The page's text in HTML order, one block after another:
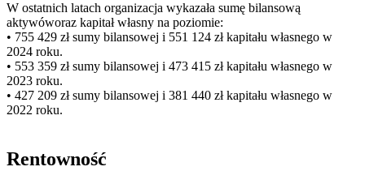
W ostatnich latach organizacja wykazała sumę bilansową
aktywóworaz kapitał własny na poziomie:
• 755 429 złsumy bilansowej i 551 124 zł kapitału własnego w
2024 roku.
• 553 359 złsumy bilansowej i 473 415 zł kapitału własnego w
2023 roku.
• 427 209 złsumy bilansowej i 381 440 zł kapitału własnego w
2022 roku.
Rentowność